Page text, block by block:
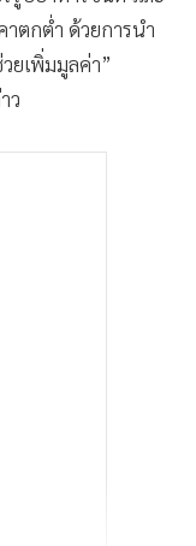
ตกต่ำ ด้วยการนำ
ยเพิ่มมูลค่า”
ว